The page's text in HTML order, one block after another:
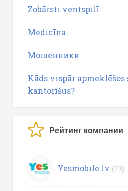
Zobārsti ventspilī
Medicīna
Мошенники
Kāds vispār apmeklēšos
kantorīšus?
Рейтинг компании
Yesmobile.lv (23)